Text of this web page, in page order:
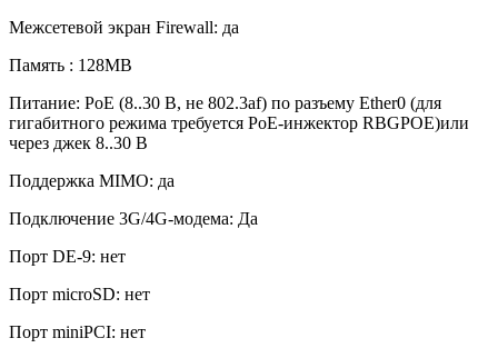
Межсетевой экран Firewall: да
Память : 128МВ
Питание: PoE (8..30 В, не 802.3af) по разъему Ether0 (для
гигабитного режима требуется PoE-инжектор RBGPOE)или
через джек 8..30 В
Поддержка MIMO: да
Подключение 3G/4G-модема: Да
Порт DE-9: нет
Порт microSD: нет
Порт miniPCI: нет